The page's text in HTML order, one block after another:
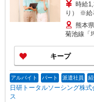
時給
り）
熊本
菊池線「
自宅か
をお選び
キープ
アルバイト パート 派遣社員
日研トータルソーシング株
ス